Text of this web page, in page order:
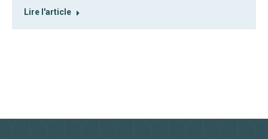
Lire l'article